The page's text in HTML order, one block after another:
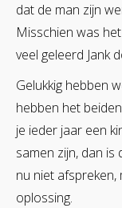
dat de man zijn
Misschien was
veel geleerd Jank
Gelukkig hebben
hebben het
je ieder jaar een
samen zijn, dan is
nu niet
oplossing.